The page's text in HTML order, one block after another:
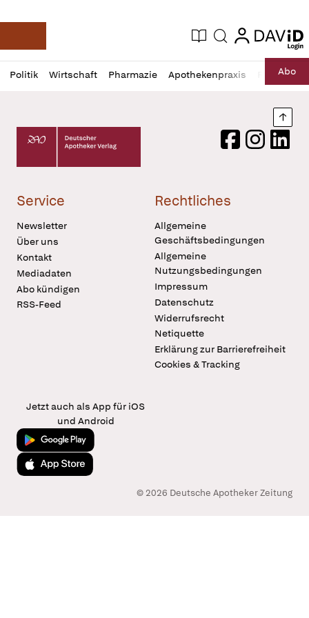
Deutsche Apotheker Zeitung
Aktuelle Ausgabe
Suche login
login
Politik Wirtschaft Pharmazie Apothekenpraxis RechtAbo
Profil
öffnen
Daz
Pur
Deutscher Apotheker Verlag Logo
FacebookInstagram
Service
Newsletter
Über uns
Kontakt
Mediadaten
Abo kündigen
RSS-Feed
Rechtliches
Allgemeine
Geschäftsbedingungen
Allgemeine
Nutzungsbedingungen
Impressum
Datenschutz
Widerrufsrecht
Netiquette
Erklärung zur Barrierefreiheit
Cookies & Tracking
Jetzt auch als App für iOS
und Android
Jetzt bei Google Play
Laden im App Store
© 2026 Deutsche Apotheker Zeitung